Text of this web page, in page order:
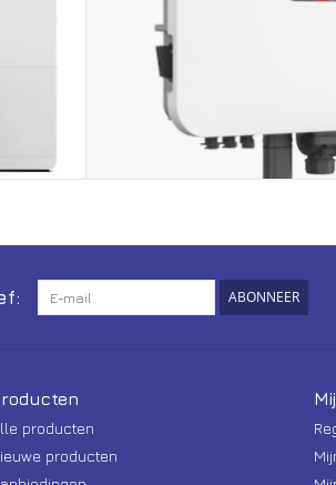
ABONNEER
producten
producten